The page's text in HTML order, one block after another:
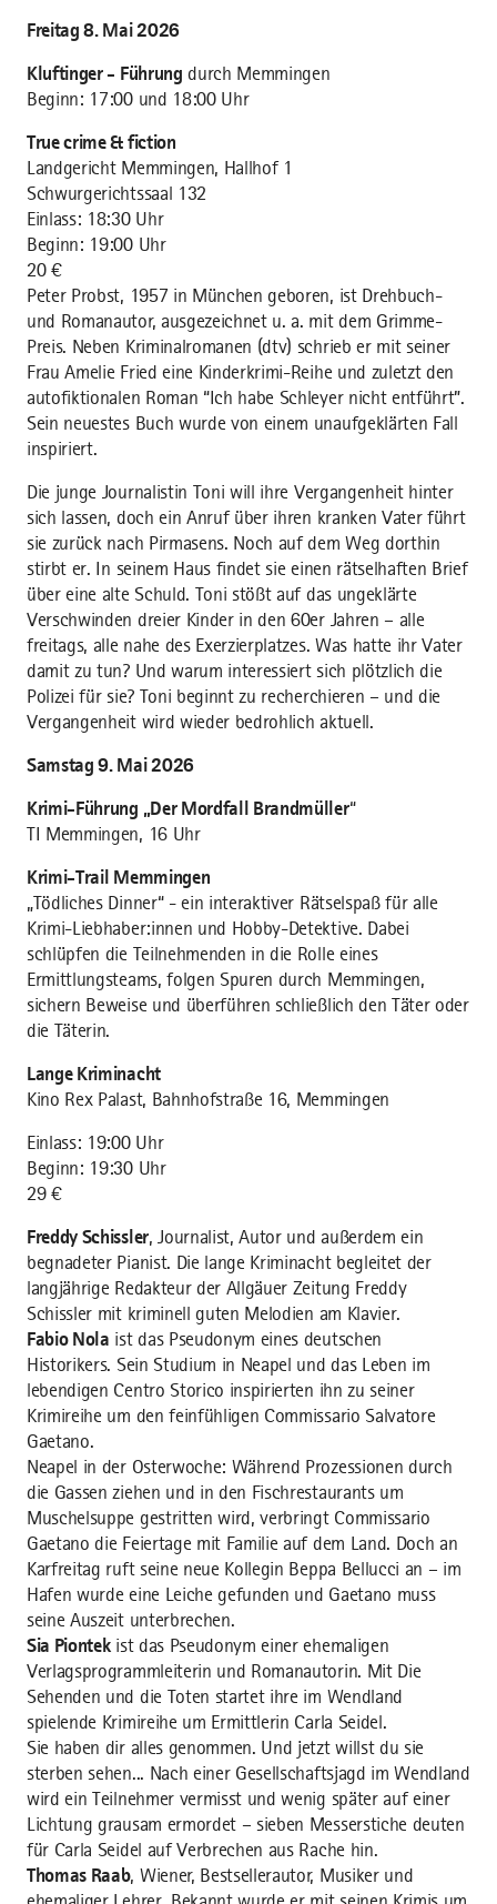
Freitag 8. Mai 2026
Kluftinger - Führung durch Memmingen
Beginn: 17:00 und 18:00 Uhr
True crime & fiction
Landgericht Memmingen, Hallhof 1
Schwurgerichtssaal 132
Einlass: 18:30 Uhr
Beginn: 19:00 Uhr
20 €
Peter Probst, 1957 in München geboren, ist Drehbuch-
und Romanautor, ausgezeichnet u. a. mit dem Grimme-
Preis. Neben Kriminalromanen (dtv) schrieb er mit seiner
Frau Amelie Fried eine Kinderkrimi-Reihe und zuletzt den
autofiktionalen Roman “Ich habe Schleyer nicht entführt”.
Sein neuestes Buch wurde von einem unaufgeklärten Fall
inspiriert.
Die junge Journalistin Toni will ihre Vergangenheit hinter
sich lassen, doch ein Anruf über ihren kranken Vater führt
sie zurück nach Pirmasens. Noch auf dem Weg dorthin
stirbt er. In seinem Haus findet sie einen rätselhaften Brief
über eine alte Schuld. Toni stößt auf das ungeklärte
Verschwinden dreier Kinder in den 60er Jahren – alle
freitags, alle nahe des Exerzierplatzes. Was hatte ihr Vater
damit zu tun? Und warum interessiert sich plötzlich die
Polizei für sie? Toni beginnt zu recherchieren – und die
Vergangenheit wird wieder bedrohlich aktuell.
Samstag 9. Mai 2026
Krimi-Führung „Der Mordfall Brandmüller“
TI Memmingen, 16 Uhr
Krimi-Trail Memmingen
„Tödliches Dinner“ - ein interaktiver Rätselspaß für alle
Krimi-Liebhaber:innen und Hobby-Detektive. Dabei
schlüpfen die Teilnehmenden in die Rolle eines
Ermittlungsteams, folgen Spuren durch Memmingen,
sichern Beweise und überführen schließlich den Täter oder
die Täterin.
Lange Kriminacht
Kino Rex Palast, Bahnhofstraße 16, Memmingen
Einlass: 19:00 Uhr
Beginn: 19:30 Uhr
29 €
Freddy Schissler, Journalist, Autor und außerdem ein
begnadeter Pianist. Die lange Kriminacht begleitet der
langjährige Redakteur der Allgäuer Zeitung Freddy
Schissler mit kriminell guten Melodien am Klavier.
Fabio Nola ist das Pseudonym eines deutschen
Historikers. Sein Studium in Neapel und das Leben im
lebendigen Centro Storico inspirierten ihn zu seiner
Krimireihe um den feinfühligen Commissario Salvatore
Gaetano.
Neapel in der Osterwoche: Während Prozessionen durch
die Gassen ziehen und in den Fischrestaurants um
Muschelsuppe gestritten wird, verbringt Commissario
Gaetano die Feiertage mit Familie auf dem Land. Doch an
Karfreitag ruft seine neue Kollegin Beppa Bellucci an – im
Hafen wurde eine Leiche gefunden und Gaetano muss
seine Auszeit unterbrechen.
Sia Piontekist das Pseudonym einer ehemaligen
Verlagsprogrammleiterin und Romanautorin. Mit Die
Sehenden und die Toten startet ihre im Wendland
spielende Krimireihe um Ermittlerin Carla Seidel.
Sie haben dir alles genommen. Und jetzt willst du sie
sterben sehen... Nach einer Gesellschaftsjagd im Wendland
wird ein Teilnehmer vermisst und wenig später auf einer
Lichtung grausam ermordet – sieben Messerstiche deuten
für Carla Seidel auf Verbrechen aus Rache hin.
Thomas Raab, Wiener, Bestsellerautor, Musiker und